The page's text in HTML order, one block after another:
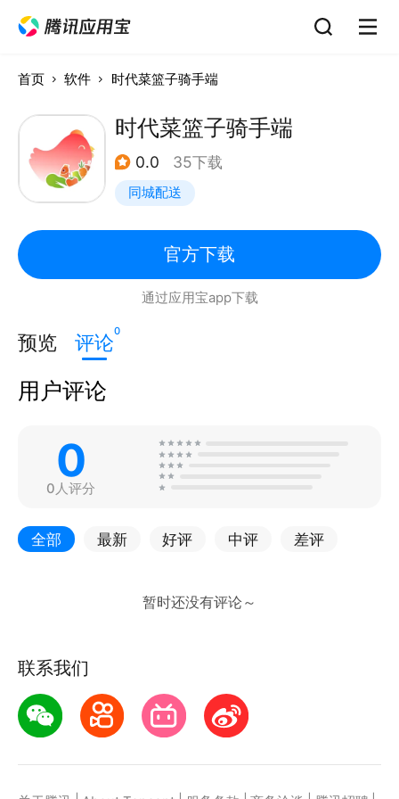
首页 软件 时代菜篮子骑手端
时代菜篮子骑手端
0.0 35下载
同城配送
官方下载
通过应用宝app下载
预览 评论0
用户评论
0
0人评分
全部 最新 好评 中评 差评
联系我们